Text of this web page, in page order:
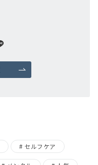
セルフケア